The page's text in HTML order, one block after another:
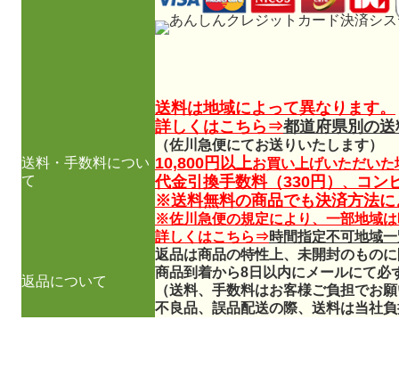
送料・手数料につい
て
送料は地域によって異なります。
詳しくはこちら⇒都道府県別の
（佐川急便にてお送りいたします）
10,800円以上お買い上げいただいた
代金引換手数料（330円） 、
コン
※送料無料の商品でも決済方法
※佐川急便の規定により、一部地域
詳しくはこちら⇒時間指定不可地域
返品について
返品は商品の特性上、未開封のもの
商品到着から8日以内にメールにて必
（送料、手数料はお客様ご負担でお
不良品、誤品配送の際、送料は当社